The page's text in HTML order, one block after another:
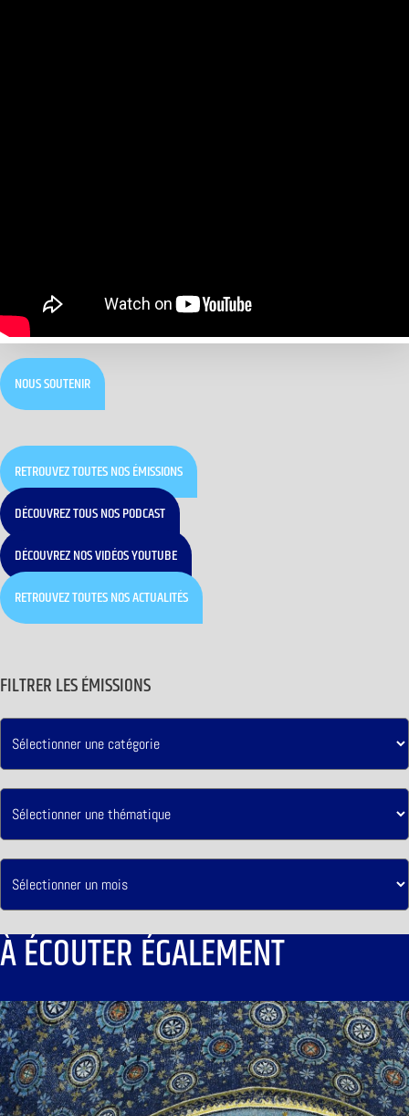
NOUS SOUTENIR
RETROUVEZ TOUTES NOS ÉMISSIONS
DÉCOUVREZ TOUS NOS PODCAST
DÉCOUVREZ NOS VIDÉOS YOUTUBE
RETROUVEZ TOUTES NOS ACTUALITÉS
FILTRER LES ÉMISSIONS
À ÉCOUTER ÉGALEMENT